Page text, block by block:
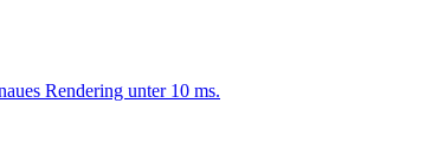
Rendering unter 10 ms.